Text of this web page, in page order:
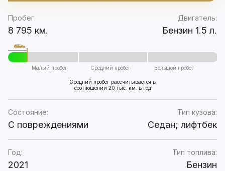
Пробег:
8 795 км.
Двигатель:
Бензин 1.5 л.
Малый пробег Средний пробег Большой пробег
Средний пробег рассчитывается в
соотношении 20 тыс. км. в год
Состояние:
C повреждениями
Тип кузова:
Седан; лифтбек
Год:
2021
Тип топлива:
Бензин